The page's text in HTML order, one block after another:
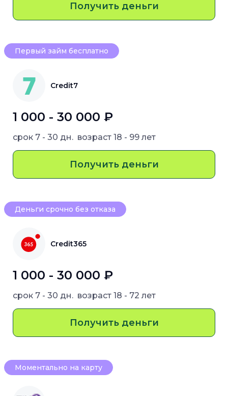
Получить деньги
Первый займ бесплатно
Credit7
1 000 - 30 000 ₽
срок 7 - 30 дн. возраст 18 - 99 лет
Получить деньги
Деньги срочно без отказа
Credit365
1 000 - 30 000 ₽
срок 7 - 30 дн. возраст 18 - 72 лет
Получить деньги
Моментально на карту